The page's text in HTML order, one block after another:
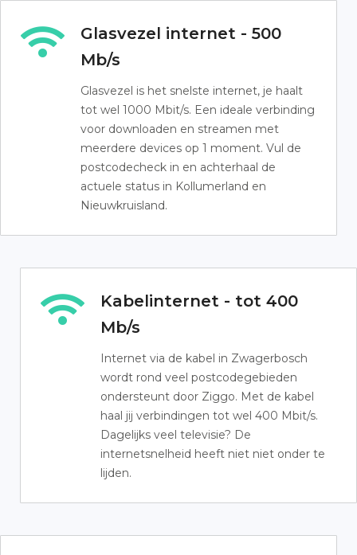
Glasvezel internet - 500
Mb/s
Glasvezel is het snelste internet, je haalt
tot wel 1000 Mbit/s. Een ideale verbinding
voor downloaden en streamen met
meerdere devices op 1 moment. Vul de
postcodecheck in en achterhaal de
actuele status in Kollumerland en
Nieuwkruisland.
Kabelinternet - tot 400
Mb/s
Internet via de kabel in Zwagerbosch
wordt rond veel postcodegebieden
ondersteunt door Ziggo. Met de kabel
haal jij verbindingen tot wel 400 Mbit/s.
Dagelijks veel televisie? De
internetsnelheid heeft niet niet onder te
lijden.